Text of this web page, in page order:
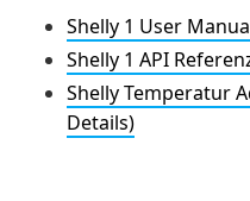
Shelly 1 User
Shelly 1 API
Shelly Temperatur
Details)